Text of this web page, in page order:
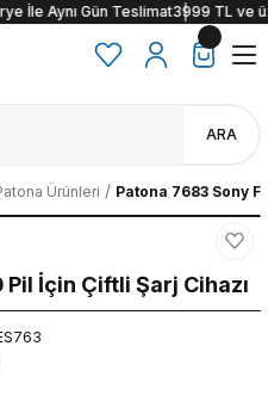
Aynı Gün Teslimat3999 TL ve
ARA
Ürünleri Patona 7683 Sony
İçin Çiftli Şarj Cihazı